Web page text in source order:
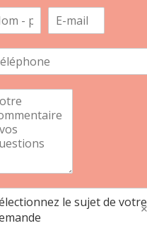
le sujet de votre